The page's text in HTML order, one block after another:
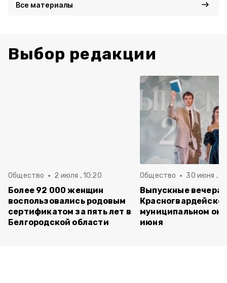
Все материалы
Выбор редакции
Общество 2 июля , 10:20
Более 92 000 женщин
воспользовались родовым
сертификатом за пять лет в
Белгородской области
Общество 30 июня ,
Выпускные вечера
муниципальном
июня